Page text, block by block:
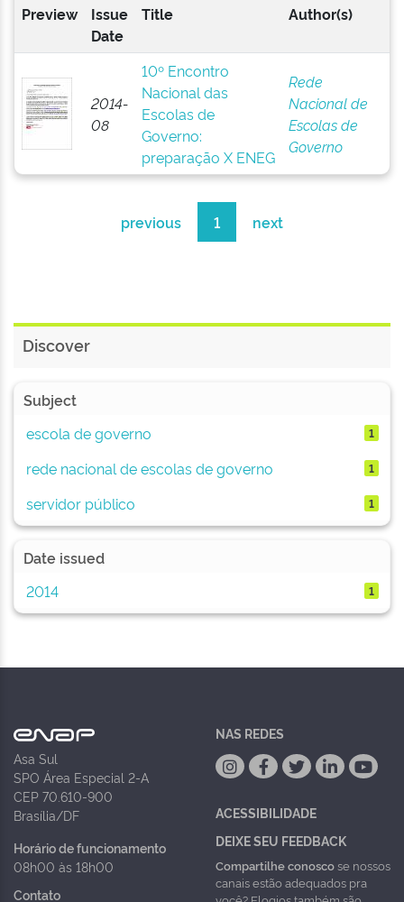
Preview
Issue
Date
Title Author(s)
2014-
08
10º Encontro
Nacional das
Escolas de
Governo:
preparação X ENEG
Rede
Nacional de
Escolas de
Governo
previous 1 next
Discover
Subject
escola de governo
1
rede nacional de escolas de governo 1
servidor público 1
Date issued
2014
1
Asa Sul
SPO Área Especial 2-A
CEP 70.610-900
Brasília/DF
Horário de funcionamento
08h00 às 18h00
Contato
NAS REDES
ACESSIBILIDADE
DEIXE SEU FEEDBACK
Compartilhe conoscose nossos
canais estão adequados pra